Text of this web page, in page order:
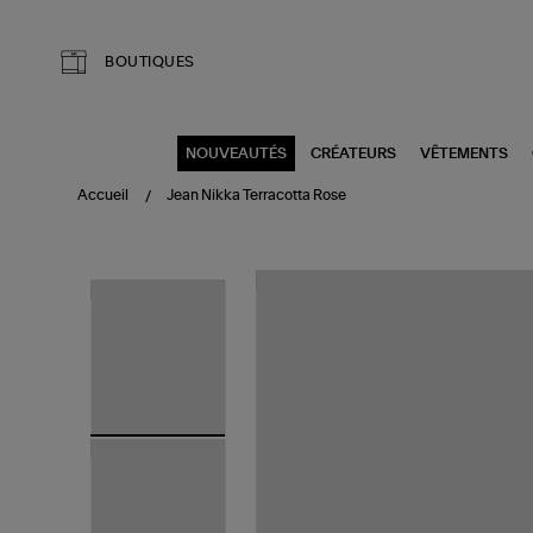
BOUTIQUES
NOUVEAUTÉS CRÉATEURS VÊTEMENTS
Accueil Jean Nikka Terracotta Rose